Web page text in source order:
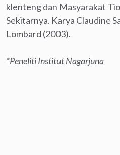
klenteng dan Masyarakat
Sekitarnya. Karya Claudine
Lombard (2003).
*Peneliti Institut Nagarjuna